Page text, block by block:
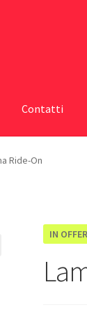
Contatti
Ride-On
IN